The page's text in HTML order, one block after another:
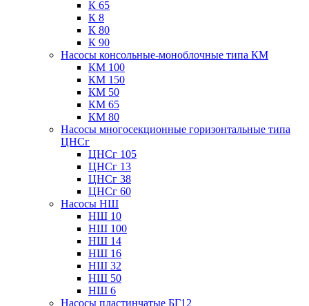
К 65
К 8
К 80
К 90
Насосы консольные-моноблочные типа КМ
КМ 100
КМ 150
КМ 50
КМ 65
КМ 80
Насосы многосекционные горизонтальные типа
ЦНСг
ЦНСг 105
ЦНСг 13
ЦНСг 38
ЦНСг 60
Насосы НШ
НШ 10
НШ 100
НШ 14
НШ 16
НШ 32
НШ 50
НШ 6
Насосы пластинчатые БГ12